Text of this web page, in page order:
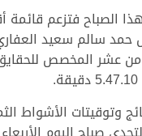
الصباح فتزعم قائمة
سالم سعيد
عشر المخصص
وتوقيتات الأشواط